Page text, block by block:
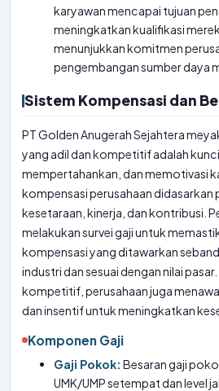
karyawan mencapai tujuan
meningkatkan kualifikasi
menunjukkan komitmen
pengembangan sumber daya
Sistem Kompensasi dan
PT Golden Anugerah Sejahtera
yang adil dan kompetitif adalah
mempertahankan, dan memotivasi
kompensasi perusahaan didasarkan
kesetaraan, kinerja, dan kontribusi.
melakukan survei gaji untuk
kompensasi yang ditawarkan
industri dan sesuai dengan nilai
kompetitif, perusahaan juga
dan insentif untuk meningkatkan
Komponen Gaji
Gaji Pokok: Besaran gaji
UMK/UMP setempat dan level